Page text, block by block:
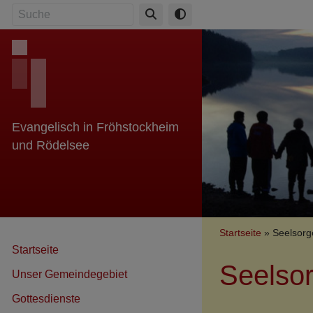
Direkt
Inhalt
Evangelisch in Fröhstockheim
und Rödelsee
Startseite
Unser Gemeindegebiet
Gottesdienste
Startseite